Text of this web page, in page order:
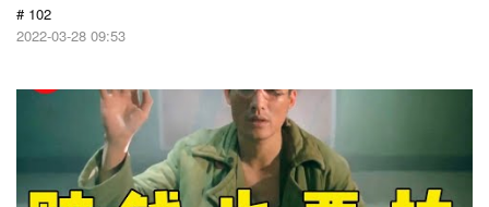
# 102
2022-03-28 09:53